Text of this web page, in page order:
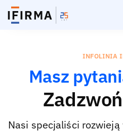
INFOLINIA
Masz
Nasi specjaliści